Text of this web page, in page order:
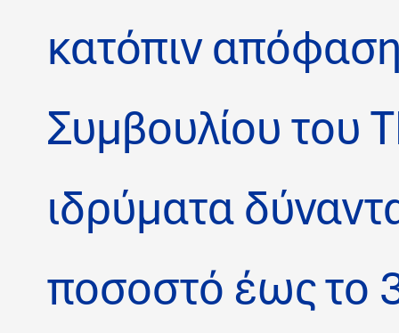
κατόπιν
Συμβουλίου του
ιδρύματα
ποσοστό έως το